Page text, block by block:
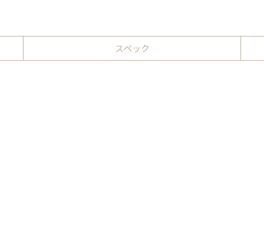
スペック